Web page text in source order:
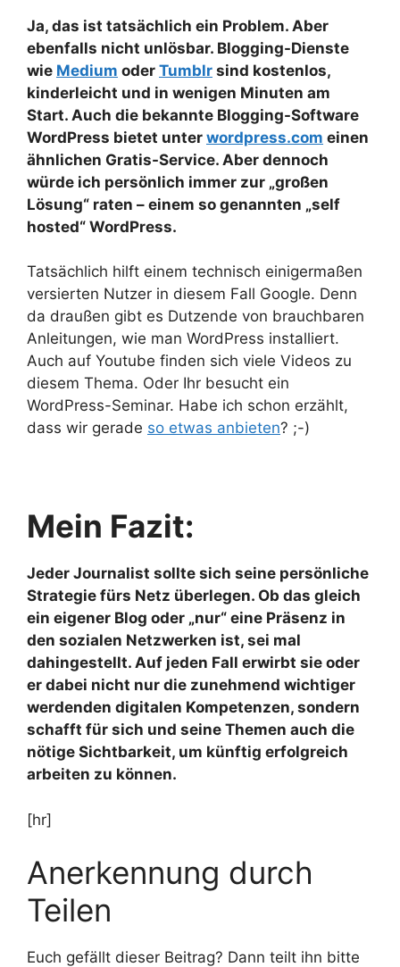
Ja, das ist tatsächlich ein Problem. Aber
ebenfalls nicht unlösbar. Blogging-Dienste
wie Medium oder Tumblr sind kostenlos,
kinderleicht und in wenigen Minuten am
Start. Auch die bekannte Blogging-Software
WordPress bietet unter wordpress.com einen
ähnlichen Gratis-Service. Aber dennoch
würde ich persönlich immer zur „großen
Lösung“ raten – einem so genannten „self
hosted“ WordPress.
Tatsächlich hilft einem technisch einigermaßen
versierten Nutzer in diesem Fall Google. Denn
da draußen gibt es Dutzende von brauchbaren
Anleitungen, wie man WordPress installiert.
Auch auf Youtube finden sich viele Videos zu
diesem Thema. Oder Ihr besucht ein
WordPress-Seminar. Habe ich schon erzählt,
dass wir gerade so etwas anbieten? ;-)
Mein Fazit:
Jeder Journalist sollte sich seine persönliche
Strategie fürs Netz überlegen. Ob das gleich
ein eigener Blog oder „nur“ eine Präsenz in
den sozialen Netzwerken ist, sei mal
dahingestellt. Auf jeden Fall erwirbt sie oder
er dabei nicht nur die zunehmend wichtiger
werdenden digitalen Kompetenzen, sondern
schafft für sich und seine Themen auch die
nötige Sichtbarkeit, um künftig erfolgreich
arbeiten zu können.
[hr]
Anerkennung durch
Teilen
Euch gefällt dieser Beitrag? Dann teilt ihn bitte